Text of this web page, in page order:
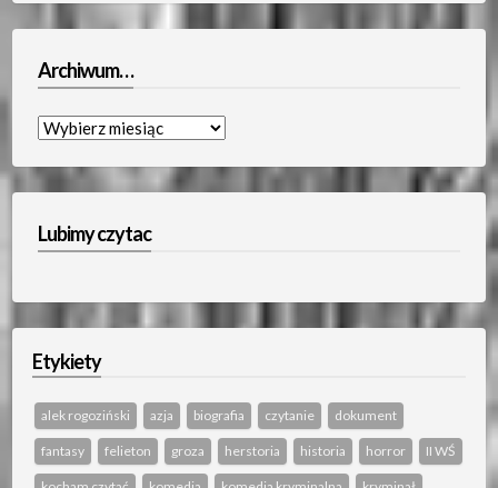
Archiwum…
Archiwum…
Lubimy czytac
Etykiety
alek rogoziński azja biografia czytanie dokument
fantasy felieton groza herstoria historia horror II WŚ